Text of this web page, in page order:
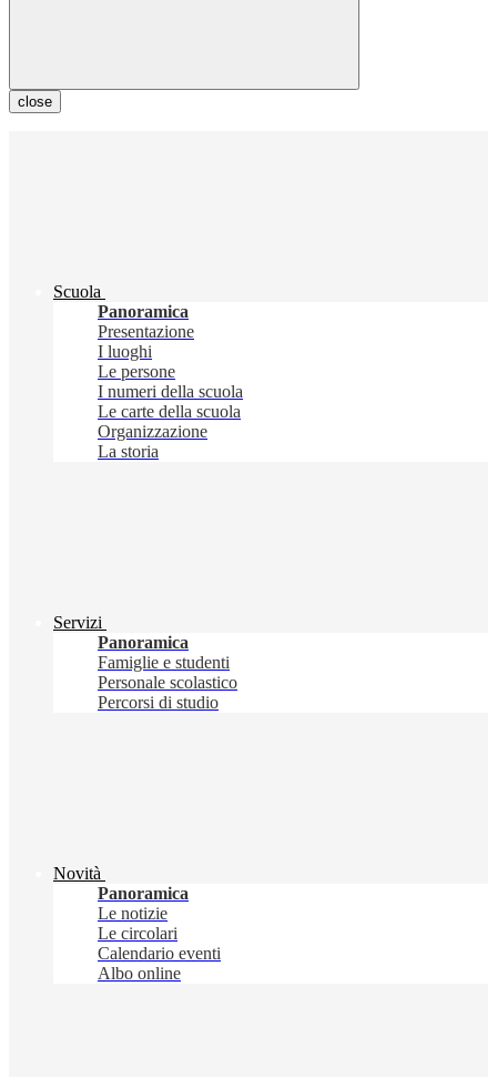
close
Scuola
Panoramica
Presentazione
I luoghi
Le persone
I numeri della scuola
Le carte della scuola
Organizzazione
La storia
Servizi
Panoramica
Famiglie e studenti
Personale scolastico
Percorsi di studio
Novità
Panoramica
Le notizie
Le circolari
Calendario eventi
Albo online